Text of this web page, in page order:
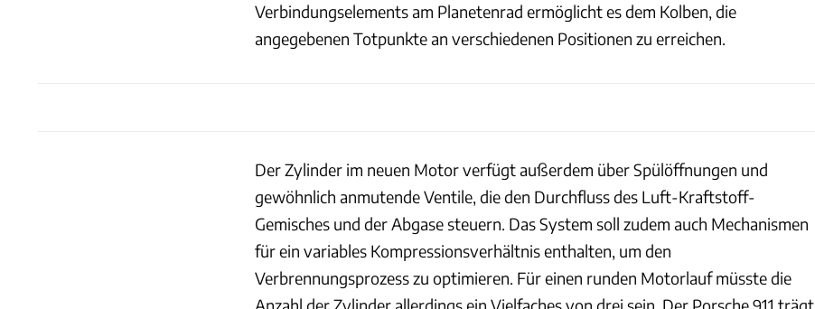
Verbindungselements am Planetenrad ermöglicht es dem Kolben, die
angegebenen Totpunkte an verschiedenen Positionen zu erreichen.
Der Zylinder im neuen Motor verfügt außerdem über Spülöffnungen und
gewöhnlich anmutende Ventile, die den Durchfluss des Luft-Kraftstoff-
Gemisches und der Abgase steuern. Das System soll zudem auch Mechanismen
für ein variables Kompressionsverhältnis enthalten, um den
Verbrennungsprozess zu optimieren. Für einen runden Motorlauf müsste die